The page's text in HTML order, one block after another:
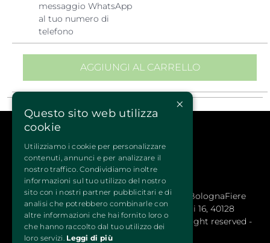
Quattrozampeinfieraè l’unica manifestazione a cui puoi
partecipare con il tuocaneo gatto. Gli appassionati
potranno cimentarsi con i loro amici fedeli nelle varie
attività sportive: Splash dog, nella piscina dedicata, Dog
Agility, Disc Dog, Rally-O, Hoopers, Nosework, Puppy class
e tanto altro ancora.
Servizi del prodotto
Possibilità di rimettere in vendita i biglietti acquistati
non disponibile
Per esigenze organizzative, le date dei servizi attivi
potrebbero variare.
Organizzatore:
Bolognafiere Cosmoprof S.p.a.
messaggio WhatsApp
al tuo numero di
telefono
QUATTROZAMPEINFIERA Organizzata da BolognaFiere
Cosmoprof S.p.a. – Sede legale: Via Maserati 16, 40128
Bologna (Italy) - R.E.A. 1766978 © 2024 All right reserved -
BolognaFiere Cosmoprof
×
Questo sito web utilizza
cookie
Utilizziamo i cookie per personalizzare
contenuti, annunci e per analizzare il
nostro traffico. Condividiamo inoltre
informazioni sul tuo utilizzo del nostro
sito con i nostri partner pubblicitari e di
analisi che potrebbero combinarle con
altre informazioni che hai fornito loro o
che hanno raccolto dal tuo utilizzo dei
loro servizi. Leggi di più